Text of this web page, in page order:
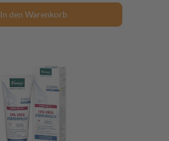
In den Warenkorb